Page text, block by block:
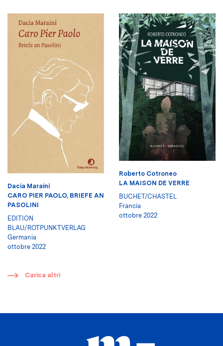
Dacia Maraini
CARO PIER PAOLO, BRIEFE AN
PASOLINI
EDITION
BLAU/ROTPUNKTVERLAG
Germania
ottobre 2022
Roberto Cotroneo
LA MAISON DE VERRE
BUCHET/CHASTEL
Francia
ottobre 2022
​ Carica altri